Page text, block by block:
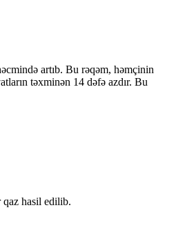
artıb. Bu rəqəm, həmçinin
təxminən 14 dəfə azdır. Bu
hasil edilib.